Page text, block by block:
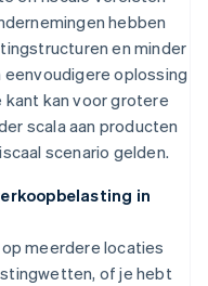
hebben
en minder
oplossing
kant kan voor grotere
scala aan producten
scenario gelden.
in
meerdere locaties
of je hebt